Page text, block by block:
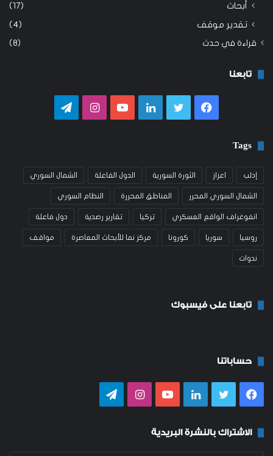
أبحاث (17)
تقدير موقف (4)
قراءة في حدث (8)
تابعنا
فيسبوكتويتر لينكدإنيوتيوبانستقرامتيلقرام
Tags
إدلب اعزاز الثورة السورية الدول الفاعلة الشمال السوري
الشمال السوري المحرر المناطق المحررة النظام السوري
انفوغراف الواقع العسكري تركيا تقارير رصدية دول فاعلة
روسيا سوريا كورونا مركز نما للأبحاث المعاصرة مواقف
ندوات
تابعنا على فيسبوك
حساباتنا
فيسبوكتويتر لينكدإنيوتيوبانستقرامتيلقرام
الاشتراك بالنشرة البريدية